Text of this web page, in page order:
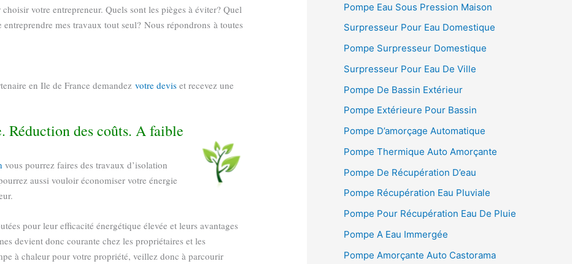
votre entrepreneur. Quels sont les pièges à éviter? Quel
mes travaux tout seul? Nous répondrons à toutes
en Ile de France demandezvotre devis et recevez une
Réduction des coûts. A faible
vous pourrez faires des travaux d’isolation
aussi vouloir économiser votre énergie
pour leur efficacité énergétique élevée et leurs avantages
devient donc courante chez les propriétaires et les
à chaleur pour votre propriété, veillez donc à parcourir
Pompe Eau Sous Pression Maison
Surpresseur Pour Eau Domestique
Pompe Surpresseur Domestique
Surpresseur Pour Eau De Ville
Pompe De Bassin Extérieur
Pompe Extérieure Pour Bassin
Pompe D’amorçage Automatique
Pompe Thermique Auto Amorçante
Pompe De Récupération D’eau
Pompe Récupération Eau Pluviale
Pompe Pour Récupération Eau De Pluie
Pompe A Eau Immergée
Pompe Amorçante Auto Castorama